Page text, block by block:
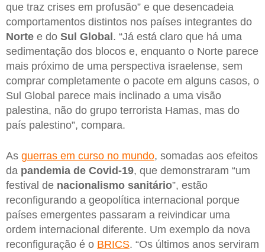
que traz crises em profusão” e que desencadeia
comportamentos distintos nos países integrantes do
Norte e do Sul Global. “Já está claro que há uma
sedimentação dos blocos e, enquanto o Norte parece
mais próximo de uma perspectiva israelense, sem
comprar completamente o pacote em alguns casos, o
Sul Global parece mais inclinado a uma visão
palestina, não do grupo terrorista Hamas, mas do
país palestino”, compara.
As guerras em curso no mundo, somadas aos efeitos
da pandemia de Covid-19, que demonstraram “um
festival de nacionalismo sanitário”, estão
reconfigurando a geopolítica internacional porque
países emergentes passaram a reivindicar uma
ordem internacional diferente. Um exemplo da nova
reconfiguração é o BRICS. “Os últimos anos serviram